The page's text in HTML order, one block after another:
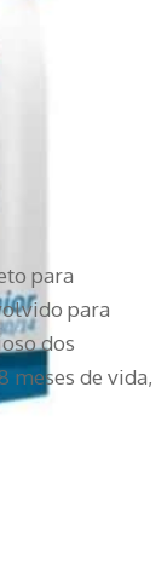
para
para
dos
meses de vida,